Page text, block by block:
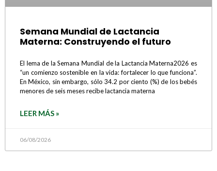
Semana Mundial de Lactancia
Materna: Construyendo el futuro
El lema de la Semana Mundial de la Lactancia Materna2026 es
“un comienzo sostenible en la vida: fortalecer lo que funciona”.
En México, sin embargo, sólo 34.2 por ciento (%) de los bebés
menores de seis meses recibe lactancia materna
LEER MÁS »
06/08/2026